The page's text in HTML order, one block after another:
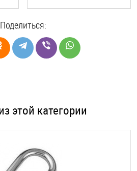
Поделиться:
этой категории